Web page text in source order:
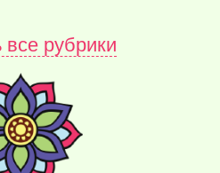
рубрики